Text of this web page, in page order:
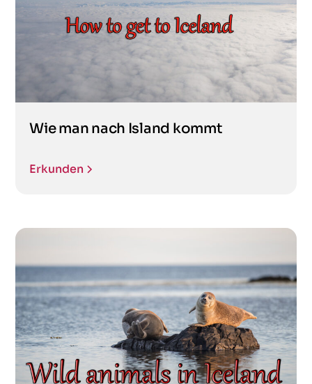
Wie man nach Island kommt
Erkunden